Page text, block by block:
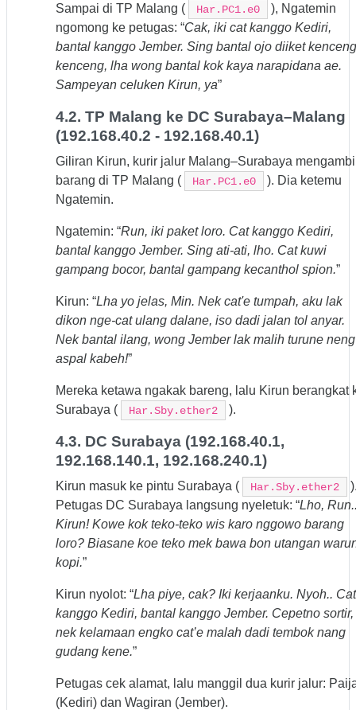
Sampai di TP Malang ( Har.PC1.e0
), Ngatemin
ngomong ke petugas: “Cak, iki cat kanggo Kediri,
bantal kanggo Jember. Sing bantal ojo diiket
kenceng, lha wong bantal kok kaya narapidana ae.
Sampeyan celuken Kirun, ya”
4.2. TP Malang ke DC Surabaya–Malang
(192.168.40.2 - 192.168.40.1)
Giliran Kirun, kurir jalur Malang–Surabaya
barang di TP Malang (
Har.PC1.e0
). Dia ketemu
Ngatemin.
Ngatemin: “Run, iki paket loro. Cat kanggo Kediri,
bantal kanggo Jember. Sing ati-ati, lho. Cat kuwi
gampang bocor, bantal gampang kecanthol spion.”
Kirun: “Lha yo jelas, Min. Nek cat'e tumpah, aku lak
dikon nge-cat ulang dalane, iso dadi jalan tol anyar.
Nek bantal ilang, wong Jember lak malih turune neng
aspal kabeh!”
Mereka ketawa ngakak bareng, lalu Kirun berangkat
Surabaya (
Har.Sby.ether2 ).
4.3. DC Surabaya (192.168.40.1,
192.168.140.1, 192.168.240.1)
Kirun masuk ke pintu Surabaya ( Har.Sby.ether2
Petugas DC Surabaya langsung nyeletuk: “Lho,
Kirun! Kowe kok teko-teko wis karo nggowo barang
loro? Biasane koe teko mek bawa bon utangan
kopi.”
Kirun nyolot: “Lha piye, cak? Iki kerjaanku. Nyoh.. Cat
kanggo Kediri, bantal kanggo Jember. Cepetno sortir,
nek kelamaan engko cat’e malah dadi tembok nang
gudang kene.”
Petugas cek alamat, lalu manggil dua kurir jalur:
(Kediri) dan Wagiran (Jember).